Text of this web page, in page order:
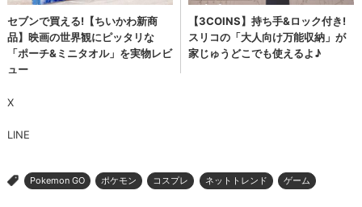
X
LINE
> Pokemon GO ポケモン コスプレ ネットトレンド ゲーム